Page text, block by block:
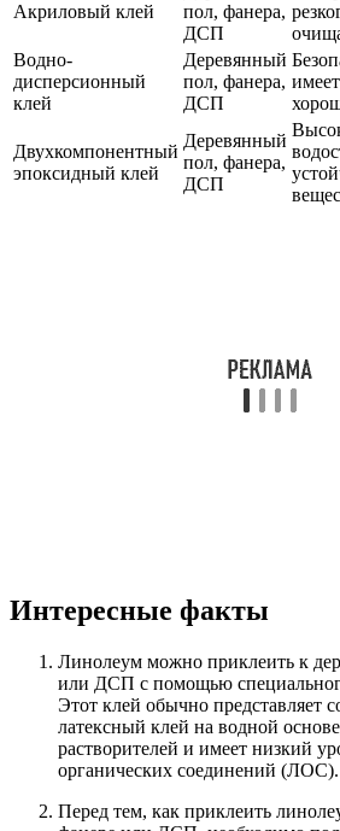
Акриловый клей
пол, фанера,
ДСП
Водно-
дисперсионный
клей
Деревянный
пол, фанера,
ДСП
Двухкомпонентный
эпоксидный клей
Деревянный
пол, фанера,
ДСП
Интересные факты
Линолеум можно приклеить к
или ДСП с помощью
Этот клей обычно представляет
латексный клей на водной
растворителей и имеет низкий
органических соединений (ЛОС).
Перед тем, как приклеить